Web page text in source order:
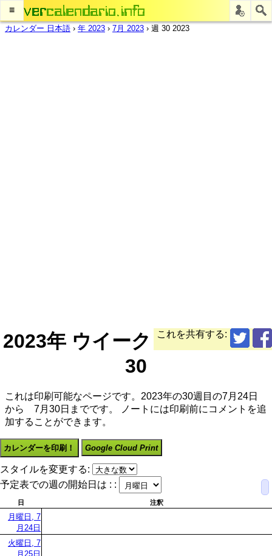
≡
カレンダー 日本語 › 年 2023 › 7月 2023 › 週 30 2023
これを共有する:
2023年 ウイーク
30
これは印刷可能なページです。2023年の30週目の7月24日
から 7月30日までです。 ノートには印刷前にコメントを追
加することができます。
カレンダーを印刷！ Google Cloud Print
スタイルを変更する:
予定表での週の開始日は : :
日 注釈
月曜日, 7
月24日
火曜日, 7
月25日